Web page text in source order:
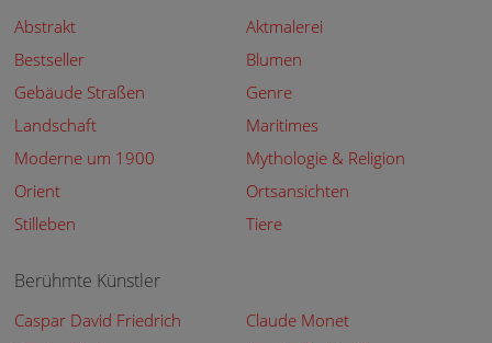
Abstrakt
Aktmalerei
Bestseller
Blumen
Gebäude Straßen
Genre
Landschaft
Maritimes
Moderne um 1900
Mythologie & Religion
Orient
Ortsansichten
Stilleben
Tiere
Berühmte Künstler
Caspar David Friedrich
Claude Monet